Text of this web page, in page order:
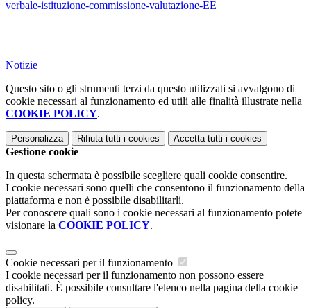
verbale-istituzione-commissione-valutazione-EE
Notizie
Questo sito o gli strumenti terzi da questo utilizzati si avvalgono di
cookie necessari al funzionamento ed utili alle finalità illustrate nella
COOKIE POLICY.
Personalizza Rifiuta tutti i cookies Accetta tutti i cookies
Gestione cookie
In questa schermata è possibile scegliere quali cookie consentire.
I cookie necessari sono quelli che consentono il funzionamento della
piattaforma e non è possibile disabilitarli.
Per conoscere quali sono i cookie necessari al funzionamento potete
visionare la COOKIE POLICY.
Cookie necessari per il funzionamento
I cookie necessari per il funzionamento non possono essere
disabilitati. È possibile consultare l'elenco nella pagina della cookie
policy.